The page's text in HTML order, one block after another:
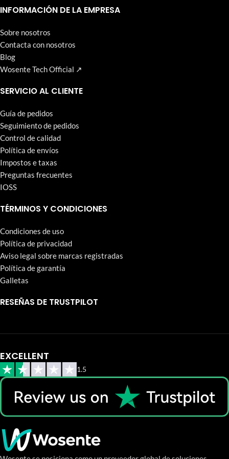
que Wosente-tech persigue incansablemente.
INFORMACIÓN DE LA EMPRESA
Sobre nosotros
Contacta con nosotros
Blog
Wosente Tech Official ↗
SERVICIO AL CLIENTE
Guía de pedidos
Seguimiento de pedidos
Control de calidad
Política de envíos
Impostos e taxas
Preguntas frecuentes
IOSS
TÉRMINOS Y CONDICIONES
Condiciones de uso
Política de privacidad
Aviso legal sobre marcas registradas
Política de garantía
Galletas
RESEÑAS DE TRUSTPILOT
EXCELLENT
1.5